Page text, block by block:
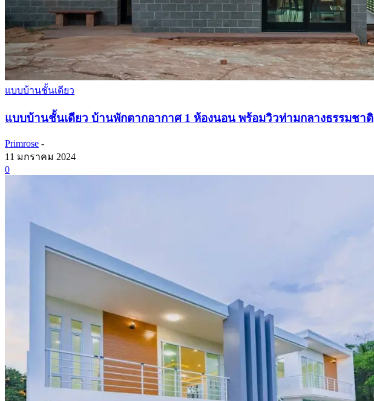
แบบบ้านชั้นเดียว
แบบบ้านชั้นเดียว บ้านพักตากอากาศ 1 ห้องนอน พร้อมวิวท่ามกลางธรรมชาติ
Primrose -
11 มกราคม 2024
0